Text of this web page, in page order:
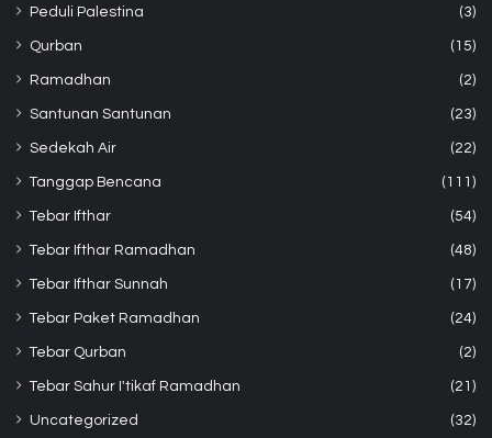
Peduli Palestina (3)
Qurban (15)
Ramadhan (2)
Santunan Santunan (23)
Sedekah Air (22)
Tanggap Bencana (111)
Tebar Ifthar (54)
Tebar Ifthar Ramadhan (48)
Tebar Ifthar Sunnah (17)
Tebar Paket Ramadhan (24)
Tebar Qurban (2)
Tebar Sahur I'tikaf Ramadhan (21)
Uncategorized (32)